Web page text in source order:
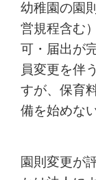
幼稚園の園
営規程含む
可・届出が
員変更を伴
すが、保育
備を始めな
園則変更が